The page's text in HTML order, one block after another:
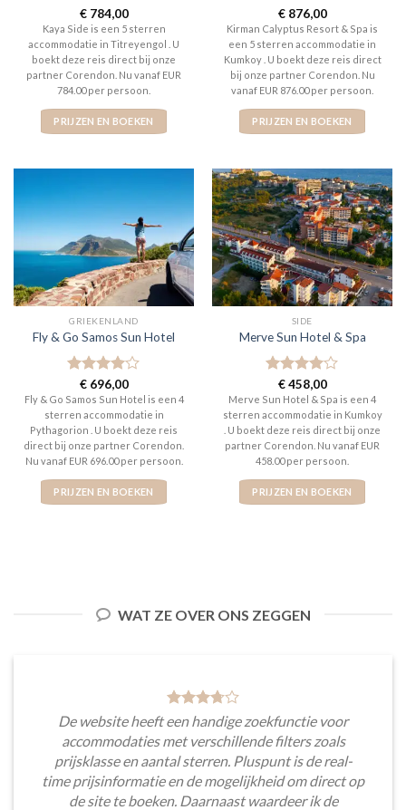
Gewaardeerd
5uit 5
€784,00
Kaya Side is een 5 sterren
accommodatie in Titreyengol . U
boekt deze reis direct bij onze
partner Corendon. Nu vanaf EUR
784.00 per persoon.
PRIJZEN EN BOEKEN
Gewaardeerd
5uit 5
€876,00
Kirman Calyptus Resort & Spa is
een 5 sterren accommodatie in
Kumkoy . U boekt deze reis direct
bij onze partner Corendon. Nu
vanaf EUR 876.00 per persoon.
PRIJZEN EN BOEKEN
GRIEKENLAND
Fly & Go Samos Sun Hotel
Gewaardeerd
4uit 5
€696,00
Fly & Go Samos Sun Hotel is een 4
sterren accommodatie in
Pythagorion . U boekt deze reis
direct bij onze partner Corendon.
Nu vanaf EUR 696.00 per persoon.
PRIJZEN EN BOEKEN
SIDE
Merve Sun Hotel & Spa
Gewaardeerd
4uit 5
€458,00
Merve Sun Hotel & Spa is een 4
sterren accommodatie in Kumkoy
. U boekt deze reis direct bij onze
partner Corendon. Nu vanaf EUR
458.00 per persoon.
PRIJZEN EN BOEKEN
WAT ZE OVER ONS ZEGGEN
De website heeft een handige zoekfunctie voor
accommodaties met verschillende filters zoals
prijsklasse en aantal sterren. Pluspunt is de real-
time prijsinformatie en de mogelijkheid om direct op
de site te boeken. Daarnaast waardeer ik de